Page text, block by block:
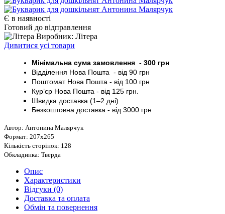
Є в наявності
Готовий до відправлення
Виробник: Літера
Дивитися усі товари
Мінімальна сума замовлення - 300 грн
Відділення Нова Пошта - від 90 грн
ПоштоматНова Пошта - від 100 грн
Кур’єр Нова Пошта - від 125 грн.
Швидка доставка (1–2 дні)
Безкоштовна доставка - від 3000 грн
Автор: Антонина Малярчук
Формат: 207х265
Кількість сторінок: 128
Обкладинка: Тверда
Опис
Характеристики
Відгуки (0)
Доставка та оплата
Обмін та повернення